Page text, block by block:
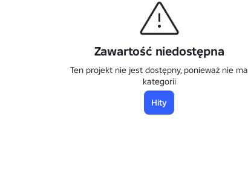
Zawartość niedostępna
Ten projekt nie jest dostępny, ponieważ nie ma
kategorii
Hity